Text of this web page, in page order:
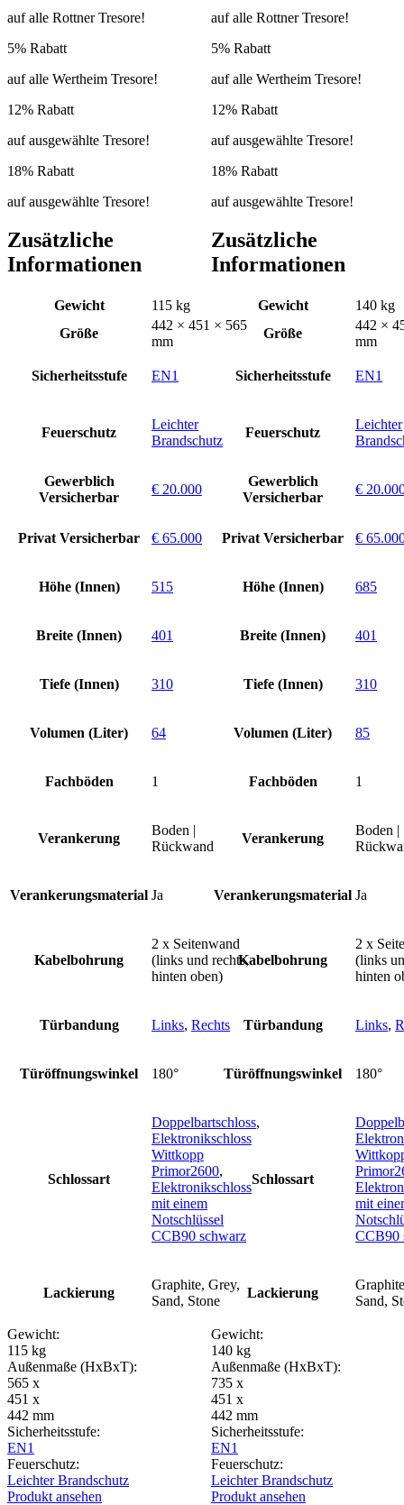
auf alle Rottner Tresore!
5% Rabatt
auf alle Wertheim Tresore!
12% Rabatt
auf ausgewählte Tresore!
18% Rabatt
auf ausgewählte Tresore!
Zusätzliche
Informationen
Gewicht
115 kg
Größe
442 × 451 × 565
mm
Sicherheitsstufe EN1
Feuerschutz
Leichter
Brandschutz
Gewerblich
Versicherbar
€ 20.000
Privat Versicherbar € 65.000
Höhe (Innen) 515
Breite (Innen) 401
Tiefe (Innen) 310
Volumen (Liter) 64
Fachböden 1
Verankerung
Boden |
Rückwand
Verankerungsmaterial Ja
Kabelbohrung
2 x Seitenwand
(links und rechts,
hinten oben)
Türbandung Links, Rechts
Türöffnungswinkel 180°
Schlossart
Doppelbartschloss,
Elektronikschloss
Wittkopp
Primor2600,
Elektronikschloss
mit einem
Notschlüssel
CCB90 schwarz
Lackierung
Graphite, Grey,
Sand, Stone
Gewicht:
115 kg
Außenmaße (HxBxT):
565 x
451 x
442 mm
Sicherheitsstufe:
EN1
Feuerschutz:
Leichter Brandschutz
Produkt ansehen
auf alle Rottner Tresore!
5% Rabatt
auf alle Wertheim Tresore!
12% Rabatt
auf ausgewählte Tresore!
18% Rabatt
auf ausgewählte Tresore!
Zusätzliche
Informationen
Gewicht
140 kg
Größe
442 ×
mm
Sicherheitsstufe EN1
Feuerschutz
Leichter
Gewerblich
Versicherbar
€
Privat Versicherbar €
Höhe (Innen) 685
Breite (Innen) 401
Tiefe (Innen) 310
Volumen (Liter) 85
Fachböden 1
Verankerung
Boden |
Verankerungsmaterial Ja
Kabelbohrung
2 x
(links
hinten
Türbandung Links,
Türöffnungswinkel 180°
Schlossart
mit
CCB90
Lackierung
Sand,
Gewicht:
140 kg
Außenmaße (HxBxT):
735 x
451 x
442 mm
Sicherheitsstufe:
EN1
Feuerschutz:
Leichter Brandschutz
Produkt ansehen